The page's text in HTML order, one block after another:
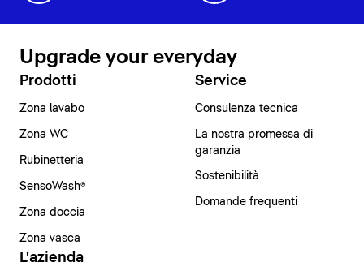
Upgrade your everyday
Prodotti
Zona lavabo
Zona WC
Rubinetteria
SensoWash®
Zona doccia
Zona vasca
Service
Consulenza tecnica
La nostra promessa di
garanzia
Sostenibilità
Domande frequenti
L'azienda